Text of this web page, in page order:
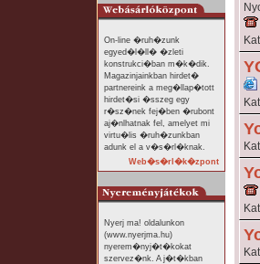
On-line �ruh�zunk
egyed�l�ll� �zleti
konstrukci�ban m�k�dik.
Magazinjainkban hirdet�
partnereink a meg�llap�tott
hirdet�si �sszeg egy
r�sz�nek fej�ben �rubont
aj�nlhatnak fel, amelyet mi
virtu�lis �ruh�zunkban
adunk el a v�s�rl�knak.
Web�s�rl�k�zpont
Nyerj ma! oldalunkon
(www.nyerjma.hu)
nyerem�nyj�t�kokat
szervez�nk. A j�t�kban